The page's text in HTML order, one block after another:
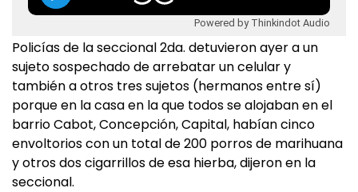
Powered by Thinkindot Audio
Policías de la seccional 2da. detuvieron ayer a un
sujeto sospechado de arrebatar un celular y
también a otros tres sujetos (hermanos entre sí)
porque en la casa en la que todos se alojaban en el
barrio Cabot, Concepción, Capital, habían cinco
envoltorios con un total de 200 porros de marihuana
y otros dos cigarrillos de esa hierba, dijeron en la
seccional.